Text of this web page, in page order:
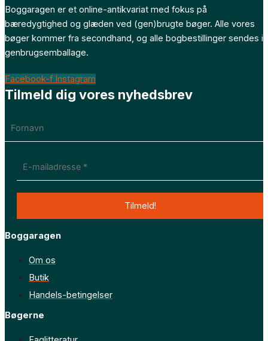
Boggaragen er et online-antikvariat med fokus på
bæredygtighed og glæden ved (gen)brugte bøger. Alle vores
bøger kommer fra secondhand, og alle bogbestillinger sendes i
genbrugsemballage.
Facebook-f Instagram
Tilmeld dig vores nyhedsbrev
Boggaragen
Om os
Butik
Handels-betingelser
Bøgerne